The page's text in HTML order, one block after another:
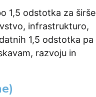
1,5 odstotka za širše
infrastrukturo,
1,5 odstotka pa
razvoju in